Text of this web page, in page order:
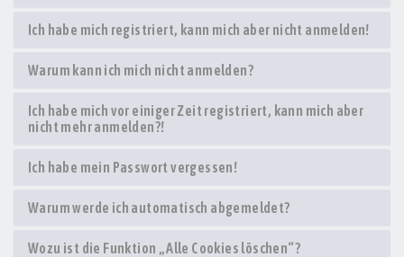
Ich habe mich registriert, kann mich aber nicht anmelden!
Warum kann ich mich nicht anmelden?
Ich habe mich vor einiger Zeit registriert, kann mich aber
nicht mehr anmelden?!
Ich habe mein Passwort vergessen!
Warum werde ich automatisch abgemeldet?
Wozu ist die Funktion „Alle Cookies löschen“?